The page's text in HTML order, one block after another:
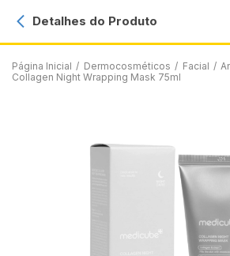
Página Inicial / Dermocosméticos / Facial /
Collagen Night Wrapping Mask 75ml
Detalhes do Produto